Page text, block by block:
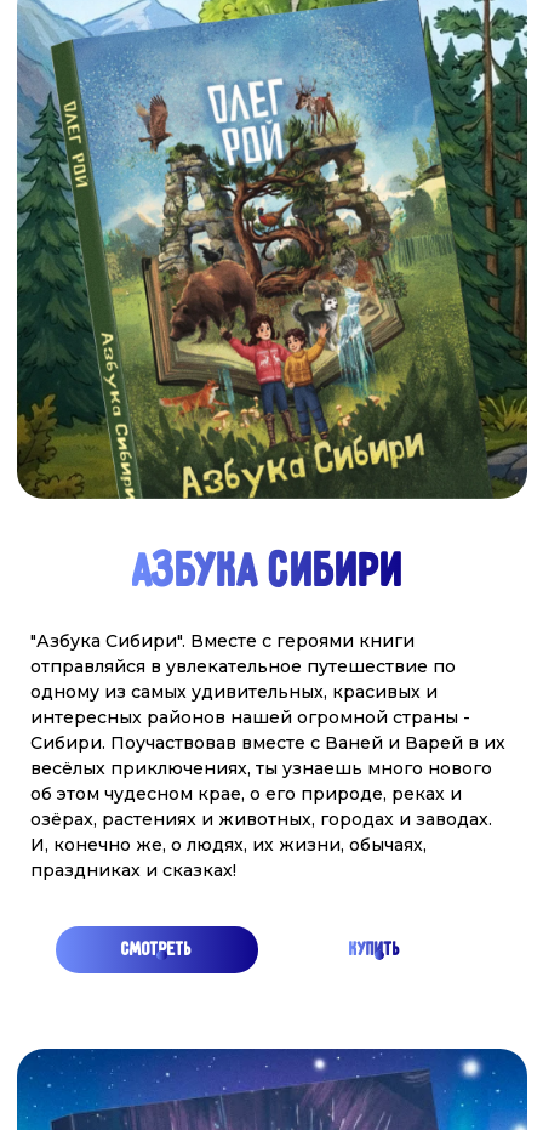
купить
Главные герои - Варя, Ваня и собака Лайка - вместе
с оленёнком Лёней проведут читателей по всем
уголкам Арктики и Дальнего Востока. В конце
каждой главы - задание, которое поможет
закрепить знания. Красочные иллюстрации Ольги
Графовой как нельзя лучше передают красоту
севера.
МЫ СЕМЬЯ! ТЫ И Я! РОССИЯ - ЭТО МЫ